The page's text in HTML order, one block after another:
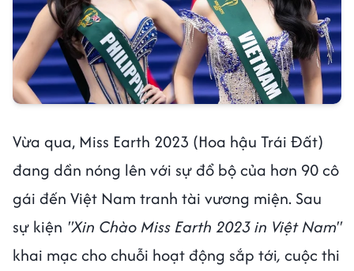
Vừa qua, Miss Earth 2023 (Hoa hậu Trái Đất)
đang dần nóng lên với sự đổ bộ của hơn 90 cô
gái đến Việt Nam tranh tài vương miện. Sau
sự kiện "Xin Chào Miss Earth 2023 in Việt Nam"
khai mạc cho chuỗi hoạt động sắp tới, cuộc thi